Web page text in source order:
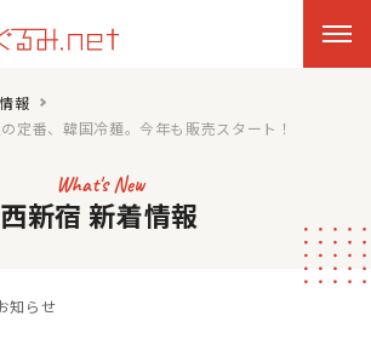
報
番、韓国冷麺。今年も販売スタート！
What's New
西新宿 新着情報
知らせ